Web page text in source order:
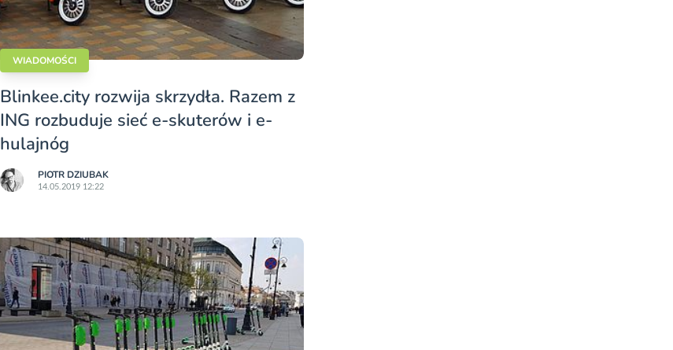
WIADOMOŚCI
Blinkee.city rozwija skrzydła. Razem z
ING rozbuduje sieć e-skuterów i e-
hulajnóg
PIOTR DZIUBAK
14.05.2019 12:22